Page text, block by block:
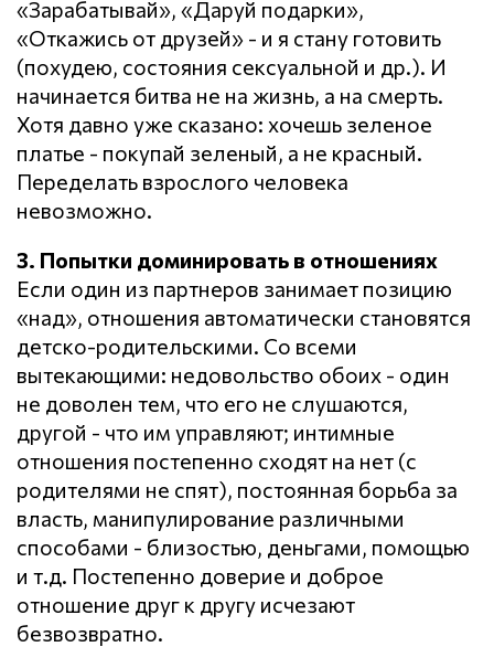
«Зарабатывай», «Даруй подарки»,
«Откажись от друзей» - и я стану готовить
(похудею, состояния сексуальной и др.). И
начинается битва не на жизнь, а на смерть.
Хотя давно уже сказано: хочешь зеленое
платье - покупай зеленый, а не красный.
Переделать взрослого человека
невозможно.
3. Попытки доминировать в отношениях
Если один из партнеров занимает позицию
«над», отношения автоматически становятся
детско-родительскими. Со всеми
вытекающими: недовольство обоих - один
не доволен тем, что его не слушаются,
другой - что им управляют; интимные
отношения постепенно сходят на нет (с
родителями не спят), постоянная борьба за
власть, манипулирование различными
способами - близостью, деньгами, помощью
и т.д. Постепенно доверие и доброе
отношение друг к другу исчезают
безвозвратно.